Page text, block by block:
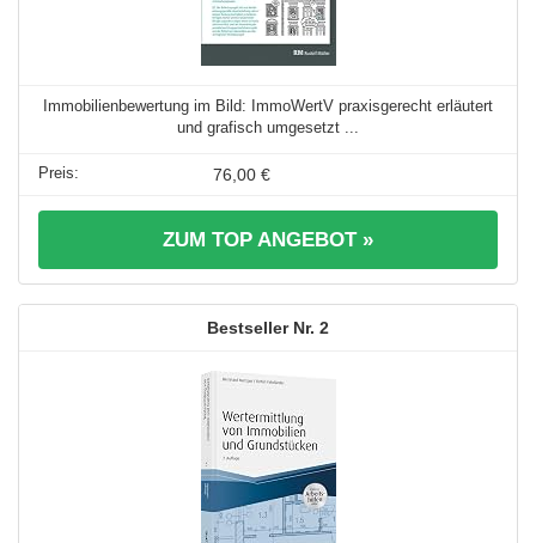
Immobilienbewertung im Bild: ImmoWertV praxisgerecht erläutert
und grafisch umgesetzt ...
76,00 €
ZUM TOP ANGEBOT »
2